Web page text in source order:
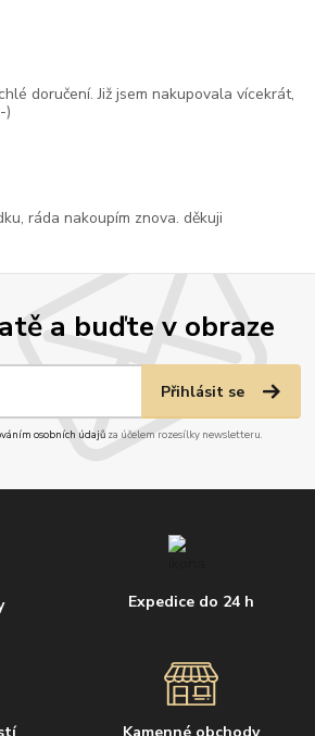
a buďte v obraze
Přihlásit se
osobních údajůza účelem rozesílky newsletteru.
Expedice do 24 h
doručení. Již jsem nakupovala vícekrát,
)
ráda nakoupím znova. děkuji